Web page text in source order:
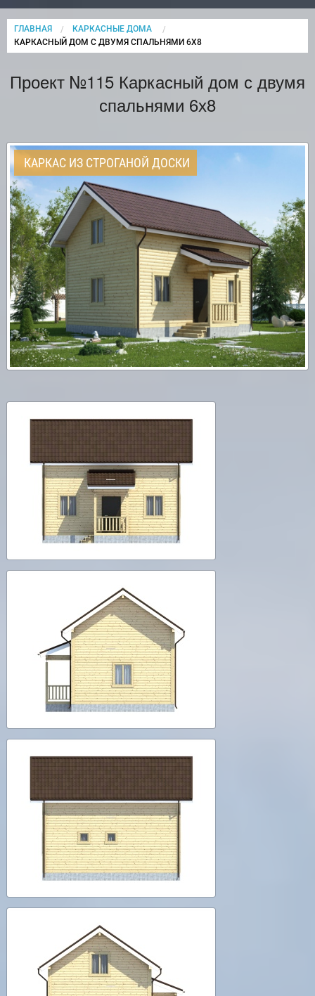
ГЛАВНАЯ
КАРКАСНЫЕ ДОМА
CURRENT:
КАРКАСНЫЙ ДОМ С ДВУМЯ СПАЛЬНЯМИ 6Х8
Проект №115 Каркасный дом с двумя
спальнями 6х8
КАРКАС ИЗ СТРОГАНОЙ ДОСКИ